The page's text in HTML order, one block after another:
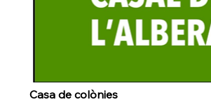
Casa de colònies